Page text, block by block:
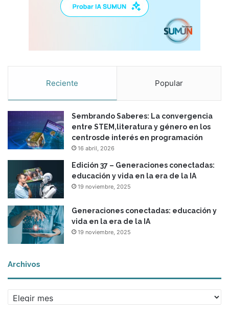
Reciente Popular
Sembrando Saberes: La convergencia
entre STEM,literatura y género en los
centrosde interés en programación
16 abril, 2026
Edición 37 – Generaciones conectadas:
educación y vida en la era de la IA
19 noviembre, 2025
Generaciones conectadas: educación y
vida en la era de la IA
19 noviembre, 2025
Archivos
r